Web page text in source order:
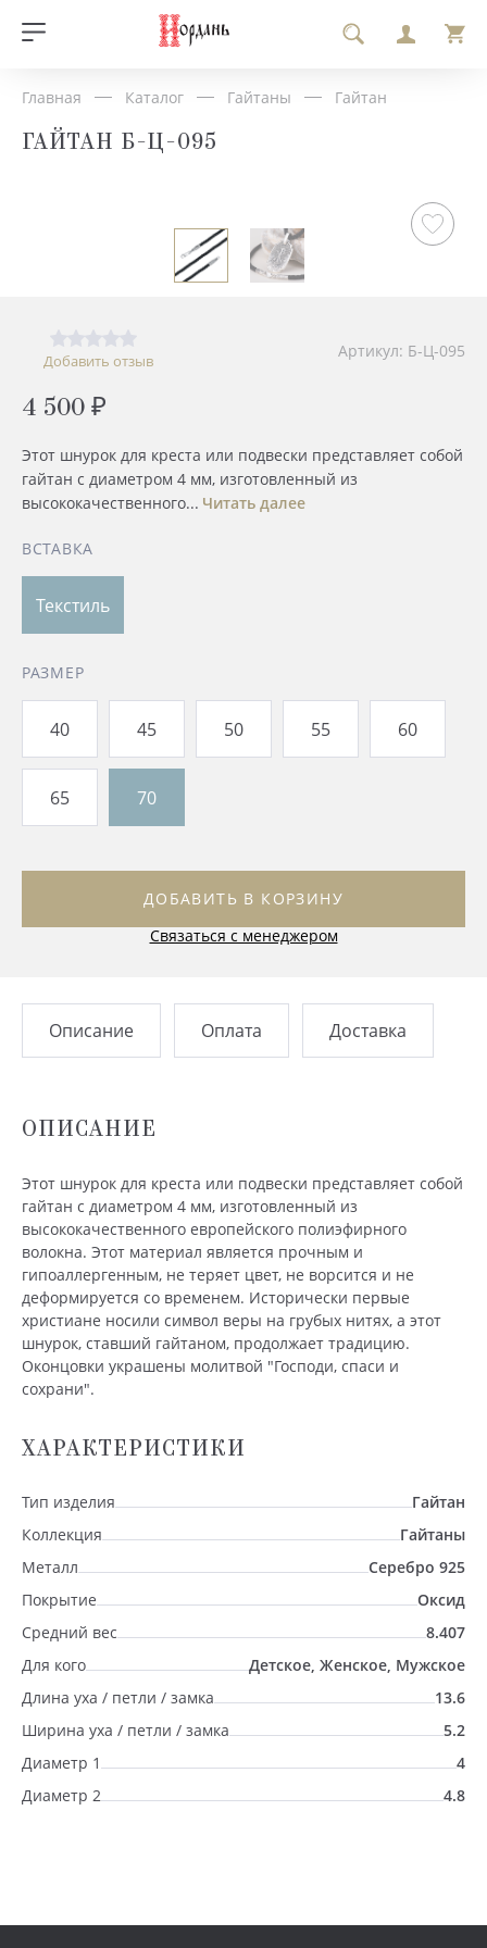
Главная Каталог Гайтаны Гайтан
ГАЙТАН Б-Ц-095
Добавить отзыв Артикул: Б-Ц-095
4 500 ₽
Этот шнурок для креста или подвески представляет собой
гайтан с диаметром 4 мм, изготовленный из
высококачественного... Читать далее
ВСТАВКА
Текстиль
РАЗМЕР
40 45 50 55 60
65 70
ДОБАВИТЬ В КОРЗИНУ
Связаться с менеджером
Описание Оплата Доставка
ОПИСАНИЕ
Этот шнурок для креста или подвески представляет собой
гайтан с диаметром 4 мм, изготовленный из
высококачественного европейского полиэфирного
волокна. Этот материал является прочным и
гипоаллергенным, не теряет цвет, не ворсится и не
деформируется со временем. Исторически первые
христиане носили символ веры на грубых нитях, а этот
шнурок, ставший гайтаном, продолжает традицию.
Оконцовки украшены молитвой "Господи, спаси и
сохрани".
ХАРАКТЕРИСТИКИ
Тип изделия
Гайтан
Коллекция
Гайтаны
Металл
Серебро 925
Покрытие
Оксид
Средний вес
8.407
Для кого
Детское, Женское, Мужское
Длина уха / петли / замка
13.6
Ширина уха / петли / замка
5.2
Диаметр 1
4
Диаметр 2
4.8